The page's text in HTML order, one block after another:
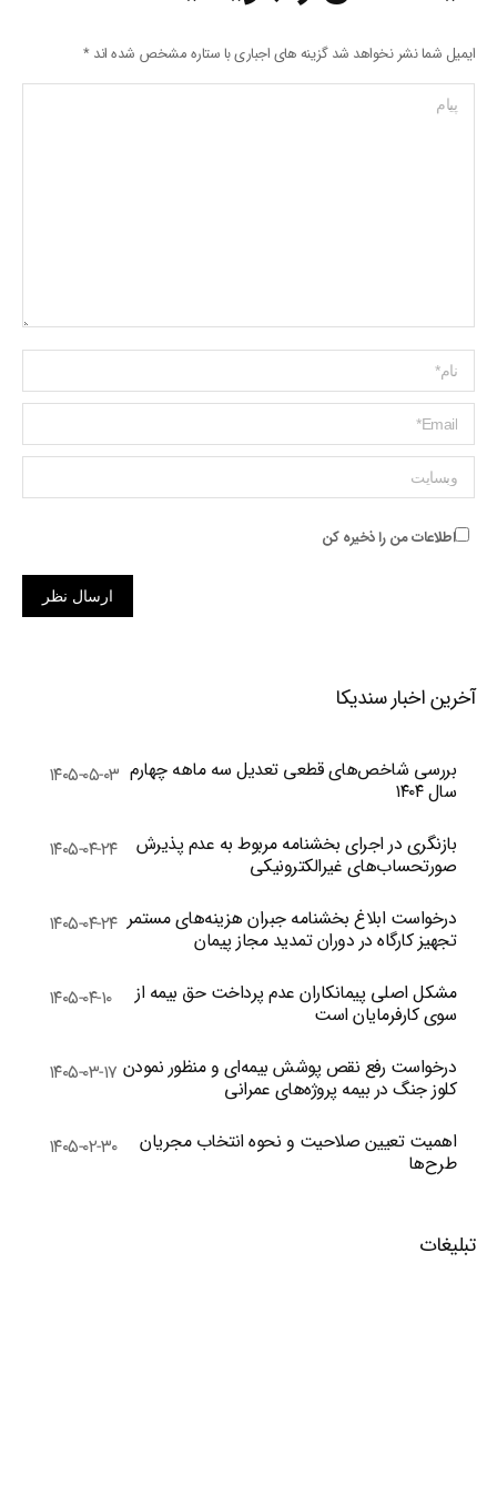
ایمیل شما نشر نخواهد شد گزینه های اجباری با ستاره مشخص شده اند*
پیام
Name *
ایمیل *
وبسایت
اطلاعات من را ذخیره کن
ارسال نظر
آخرین اخبار سندیکا
بررسی شاخص‌های قطعی تعدیل سه ماهه چهارم
سال ۱۴۰۴
۱۴۰۵-۰۵-۰۳
بازنگری در اجرای بخشنامه مربوط به عدم پذیرش
صورتحساب‌های غیرالکترونیکی
۱۴۰۵-۰۴-۲۴
درخواست ابلاغ بخشنامه جبران هزینه‌های مستمر
تجهیز کارگاه در دوران تمدید مجاز پیمان
۱۴۰۵-۰۴-۲۴
مشکل اصلی پیمانکاران عدم پرداخت حق بیمه از
سوی کارفرمایان است
۱۴۰۵-۰۴-۱۰
درخواست رفع نقص پوشش بیمه‌ای و منظور نمودن
کلوز جنگ در بیمه پروژه‌های عمرانی
۱۴۰۵-۰۳-۱۷
اهمیت تعیین صلاحیت و نحوه انتخاب مجریان
طرح‌ها
۱۴۰۵-۰۲-۳۰
تبلیغات